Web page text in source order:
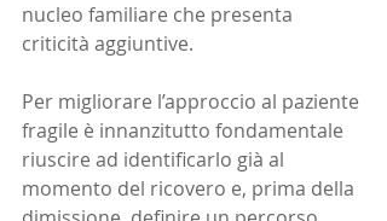
nucleo familiare che presenta
criticità aggiuntive.
Per migliorare l’approccio al paziente
fragile è innanzitutto fondamentale
riuscire ad identificarlo già al
momento del ricovero e, prima della